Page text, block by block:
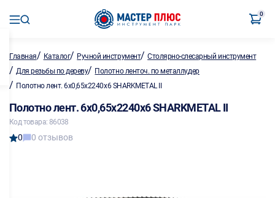
0
Главная/ Каталог/ Ручной инструмент/Столярно-слесарный инструмент
/ Для резьбы по дереву/ Полотно ленточ. по металлу,дер
/ Полотно лент. 6х0,65х2240х6 SHARKMETAL II
Полотно лент. 6х0,65х2240х6 SHARKMETAL II
Код товара: 86038
0 0 отзывов